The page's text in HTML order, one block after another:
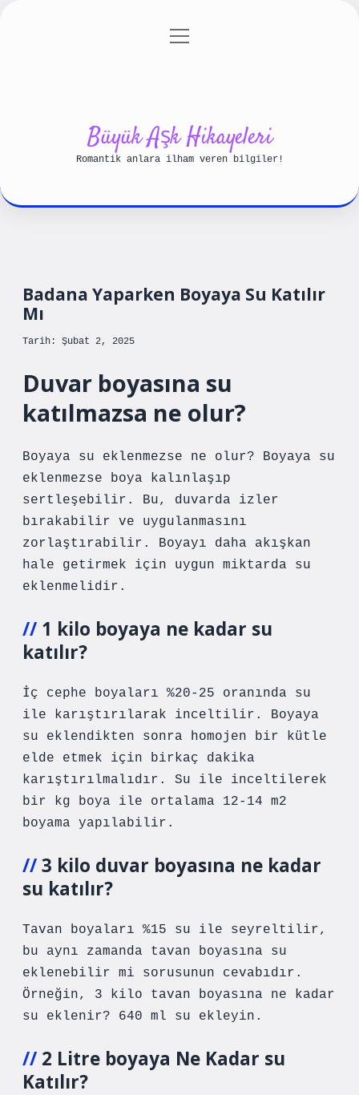
Gizlilik Politikası
menüyü
Büyük Aşk Hikayeleri
Romantik anlara ilham veren bilgiler!
Badana Yaparken Boyaya Su Katılır
Mı
Tarih: Şubat 2, 2025
Duvar boyasına su
katılmazsa ne olur?
Boyaya su eklenmezse ne olur? Boyaya su
eklenmezse boya kalınlaşıp
sertleşebilir. Bu, duvarda izler
bırakabilir ve uygulanmasını
zorlaştırabilir. Boyayı daha akışkan
hale getirmek için uygun miktarda su
eklenmelidir.
1 kilo boyaya ne kadar su
katılır?
İç cephe boyaları %20-25 oranında su
ile karıştırılarak inceltilir. Boyaya
su eklendikten sonra homojen bir kütle
elde etmek için birkaç dakika
karıştırılmalıdır. Su ile inceltilerek
bir kg boya ile ortalama 12-14 m2
boyama yapılabilir.
3 kilo duvar boyasına ne kadar
su katılır?
Tavan boyaları %15 su ile seyreltilir,
bu aynı zamanda tavan boyasına su
eklenebilir mi sorusunun cevabıdır.
Örneğin, 3 kilo tavan boyasına ne kadar
su eklenir? 640 ml su ekleyin.
2 Litre boyaya Ne Kadar su
Katılır?